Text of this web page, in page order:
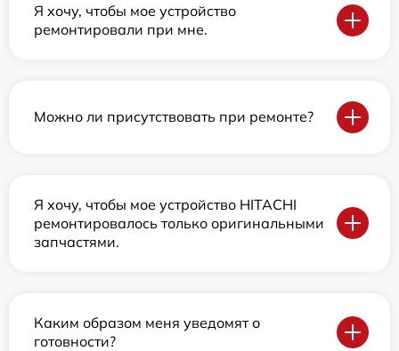
Я хочу, чтобы мое устройство
ремонтировали при мне.
Можно ли присутствовать при ремонте?
Я хочу, чтобы мое устройство HITACHI
ремонтировалось только оригинальными
запчастями.
Каким образом меня уведомят о
готовности?